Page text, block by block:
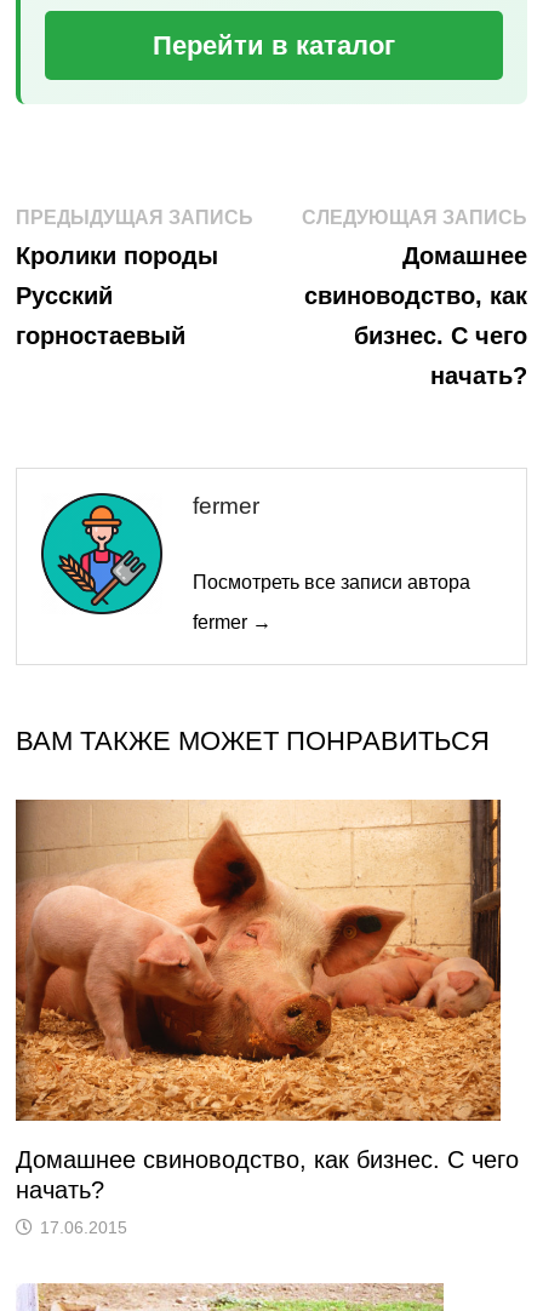
Перейти в каталог
Навигация
по
записям
ПРЕДЫДУЩАЯ ЗАПИСЬПредыдущая
Кролики породы
Русский
горностаевый
СЛЕДУЮЩАЯ ЗАПИСЬ
Домашнее
свиноводство, как
бизнес. С чего
начать?
fermer
Посмотреть все записи автора
fermer →
ВАМ ТАКЖЕ МОЖЕТ ПОНРАВИТЬСЯ
Домашнее свиноводство, как бизнес. С чего
начать?
17.06.2015